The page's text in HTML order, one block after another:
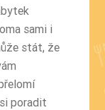
sami i
stát, že
poradit